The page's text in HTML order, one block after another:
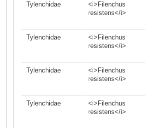
Tylenchidae
<i>Filenchus
resistens</i>
Tylenchidae
<i>Filenchus
resistens</i>
Tylenchidae
<i>Filenchus
resistens</i>
Tylenchidae
<i>Filenchus
resistens</i>